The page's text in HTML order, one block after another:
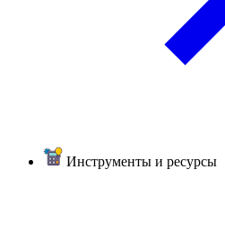
Инструменты и ресурсы